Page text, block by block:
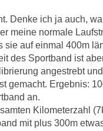
Denke ich ja auch,
meine normale
sie auf einmal 400m
des Sportband ist
angestrebt
gemacht. Ergebnis:
an.
Kilometerzahl
mit plus 300m